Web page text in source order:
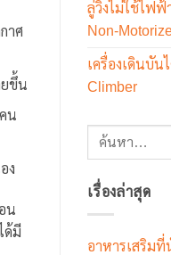
าศ
ยขึ้น
น
ง
น
ด้มี
ลู่วิ่งไม่ใช้ไฟฟ้
Non-
เครื่องเดินบัน
Climber
เรื่องล่าสุด
อาหารเสริมที่